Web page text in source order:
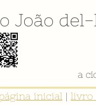
João del-
a
inicial | livro